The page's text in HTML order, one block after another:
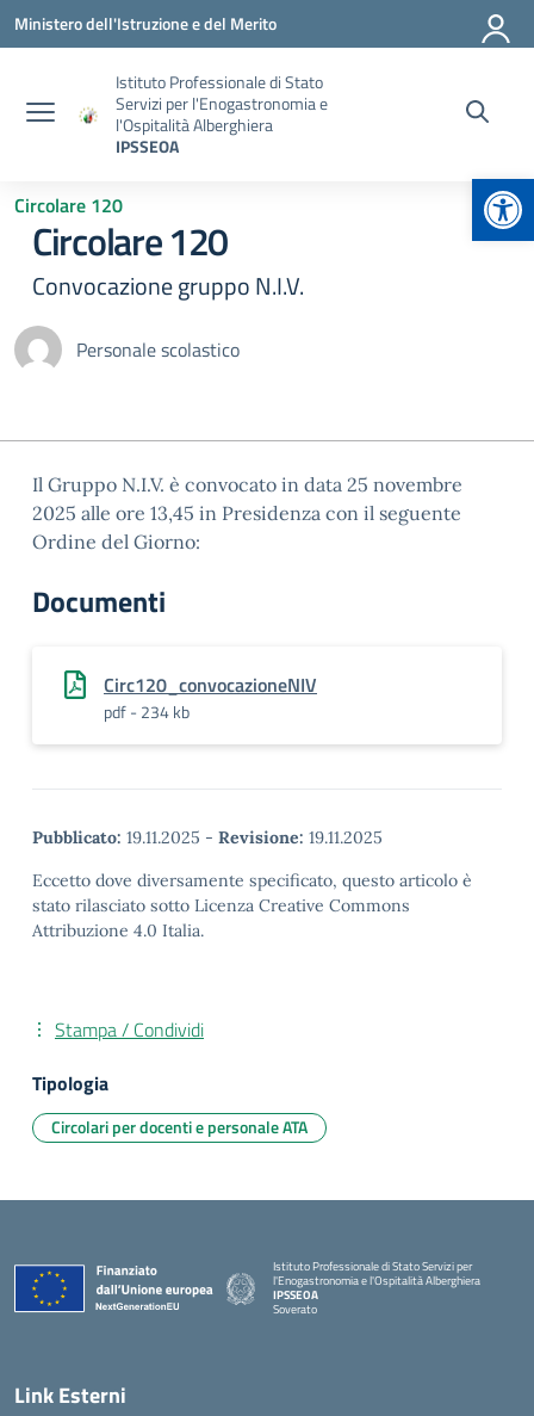
Vai ai contenuti
Vai al menu di navigazione
Vai al footer
Ministero dell'Istruzione e del Merito
Istituto Professionale di Stato
Servizi per l'Enogastronomia e
l'Ospitalità Alberghiera
IPSSEOA
Circolare 120
Circolare 120
Convocazione gruppo N.I.V.
Personale scolastico
Il Gruppo N.I.V. è convocato in data 25 novembre
2025 alle ore 13,45 in Presidenza con il seguente
Ordine del Giorno:
Documenti
Circ120_convocazioneNIV
pdf - 234 kb
Pubblicato: 19.11.2025 - Revisione: 19.11.2025
Eccetto dove diversamente specificato, questo articolo è
stato rilasciato sotto Licenza Creative Commons
Attribuzione 4.0 Italia.
Stampa / Condividi
Tipologia
Circolari per docenti e personale ATA
Istituto Professionale di Stato Servizi per
l'Enogastronomia e l'Ospitalità Alberghiera
IPSSEOA
Soverato
Link Esterni